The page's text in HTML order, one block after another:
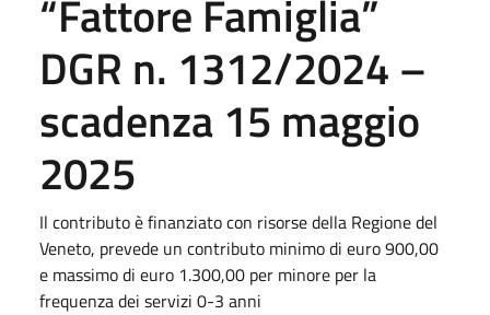
“Fattore Famiglia”
DGR n. 1312/2024 –
scadenza 15 maggio
2025
Il contributo è finanziato con risorse della Regione del
Veneto, prevede un contributo minimo di euro 900,00
e massimo di euro 1.300,00 per minore per la
frequenza dei servizi 0-3 anni